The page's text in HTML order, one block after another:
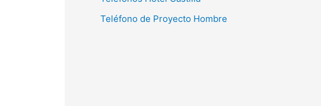
Teléfono de Proyecto Hombre